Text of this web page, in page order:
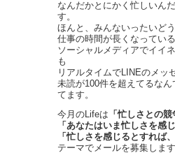
なんだかとにかく忙しいん
す。
ほんと、みんないったいど
仕事の時間が長くなってい
ソーシャルメディアでイイ
も
リアルタイムでLINEのメッ
未読が100件を超えてるな
てます。
今月のLifeは 「忙しさとの競
「あなたはいま忙しさを感
「忙しさを感じるとすれば
テーマでメールを募集しま